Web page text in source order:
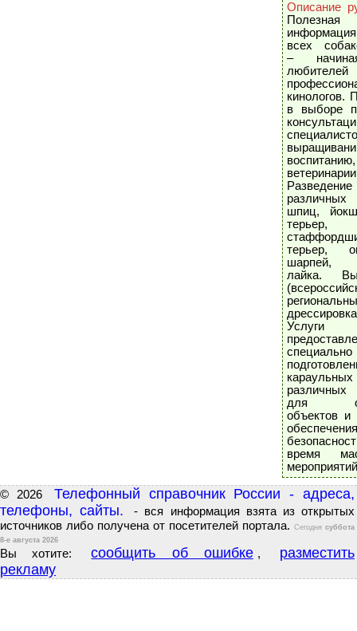
Описание
Полезная
всех
–
кинологов.
в выборе
воспитанию,
различных
шпиц,
терьер,
терьер,
шарпей,
лайка.
Услуги
специально
для
объектов и
обеспечения
время
© 2026
Телефонный справочник России - адреса,
телефоны, сайты.
- вся информация взята из открытых
источников либо получена от посетителей портала. Сегодня суббота
8-е августа 2026
Вы хотите: сообщить об ошибке ,
разместить
рекламу